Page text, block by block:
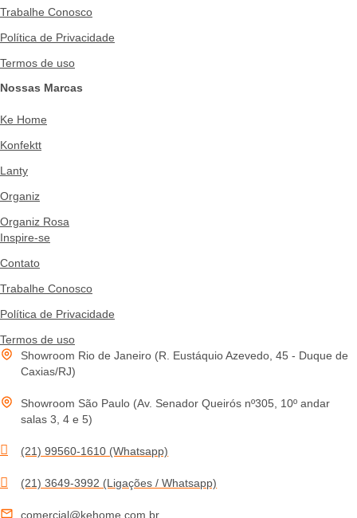
Trabalhe Conosco
Política de Privacidade
Termos de uso
Nossas Marcas
Ke Home
Konfektt
Lanty
Organiz
Organiz Rosa
Inspire-se
Contato
Trabalhe Conosco
Política de Privacidade
Termos de uso
Showroom Rio de Janeiro (R. Eustáquio Azevedo, 45 - Duque de
Caxias/RJ)
Showroom São Paulo (Av. Senador Queirós nº305, 10º andar
salas 3, 4 e 5)
(21) 99560-1610 (Whatsapp)
(21) 3649-3992 (Ligações / Whatsapp)
comercial@kehome.com.br